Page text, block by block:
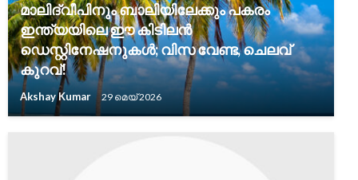
മാലിദ്വീപിനും ബാലിയിലേക്കും പകരം
ഇന്ത്യയിലെ ഈ കിടിലൻ
ഡെസ്റ്റിനേഷനുകൾ; വിസ വേണ്ട, ചെലവ്
കുറവ്!
Akshay Kumar 29 മെയ്‌ 2026